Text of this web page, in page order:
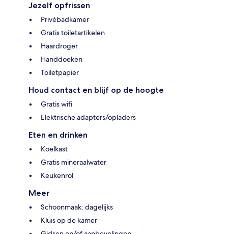
Jezelf opfrissen
Privébadkamer
Gratis toiletartikelen
Haardroger
Handdoeken
Toiletpapier
Houd contact en blijf op de hoogte
Gratis wifi
Elektrische adapters/opladers
Eten en drinken
Koelkast
Gratis mineraalwater
Keukenrol
Meer
Schoonmaak: dagelijks
Kluis op de kamer